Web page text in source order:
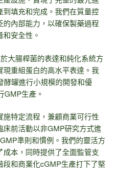
填充和完成。我們在質量控
內部能力，以確保製藥過程
安全性。
大腸桿菌的表達和純化系統方
重組蛋白的高水平表達。我
酵罐進行小規模的開發和優
GMP生產。
特定流程，兼顧商業可行性
前活動以非GMP研究方式進
準則和慣例。我們的靈活方
本，同時提供了全面監管支
和商業化cGMP生產打下了堅